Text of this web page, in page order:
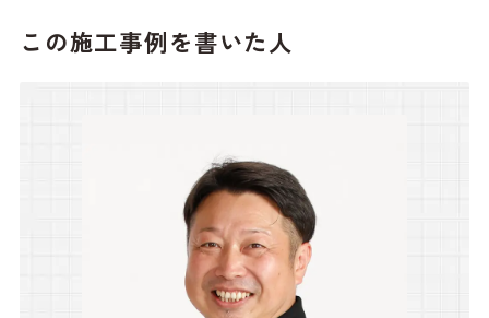
この施工事例を書いた人